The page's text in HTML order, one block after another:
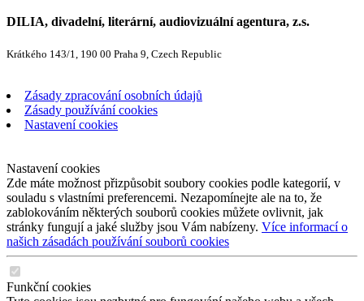
DILIA, divadelní, literární, audiovizuální agentura, z.s.
Krátkého 143/1, 190 00 Praha 9, Czech Republic
Zásady zpracování osobních údajů
Zásady používání cookies
Nastavení cookies
Nastavení cookies
Zde máte možnost přizpůsobit soubory cookies podle kategorií, v
souladu s vlastními preferencemi. Nezapomínejte ale na to, že
zablokováním některých souborů cookies můžete ovlivnit, jak
stránky fungují a jaké služby jsou Vám nabízeny. Více informací o
našich zásadách používání souborů cookies
Funkční cookies